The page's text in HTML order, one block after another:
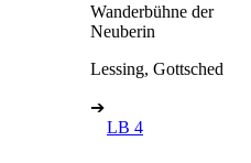
Wanderbühne der
Neuberin
Lessing, Gottsched
➔
LB 4